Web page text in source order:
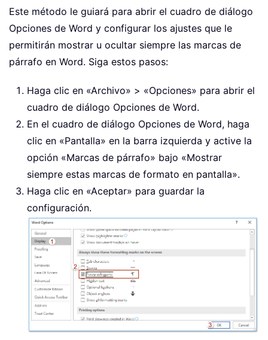
Este método le guiará para abrir el cuadro de diálogo
Opciones de Word y configurar los ajustes que le
permitirán mostrar u ocultar siempre las marcas de
párrafo en Word. Siga estos pasos:
Haga clic en «Archivo» > «Opciones» para abrir el
cuadro de diálogo Opciones de Word.
En el cuadro de diálogo Opciones de Word, haga
clic en «Pantalla» en la barra izquierda y active la
opción «Marcas de párrafo» bajo «Mostrar
siempre estas marcas de formato en pantalla».
Haga clic en «Aceptar» para guardar la
configuración.